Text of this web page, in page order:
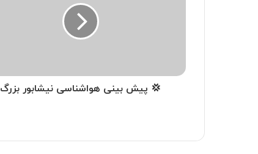
💢 پیش بینی هواشناسی نیشابور بزرگ